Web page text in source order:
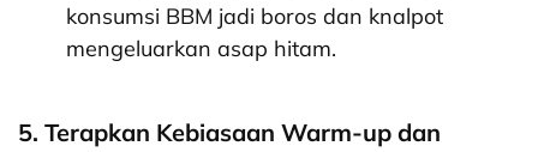
konsumsi BBM jadi boros dan knalpot
mengeluarkan asap hitam.
5. Terapkan Kebiasaan Warm-up dan